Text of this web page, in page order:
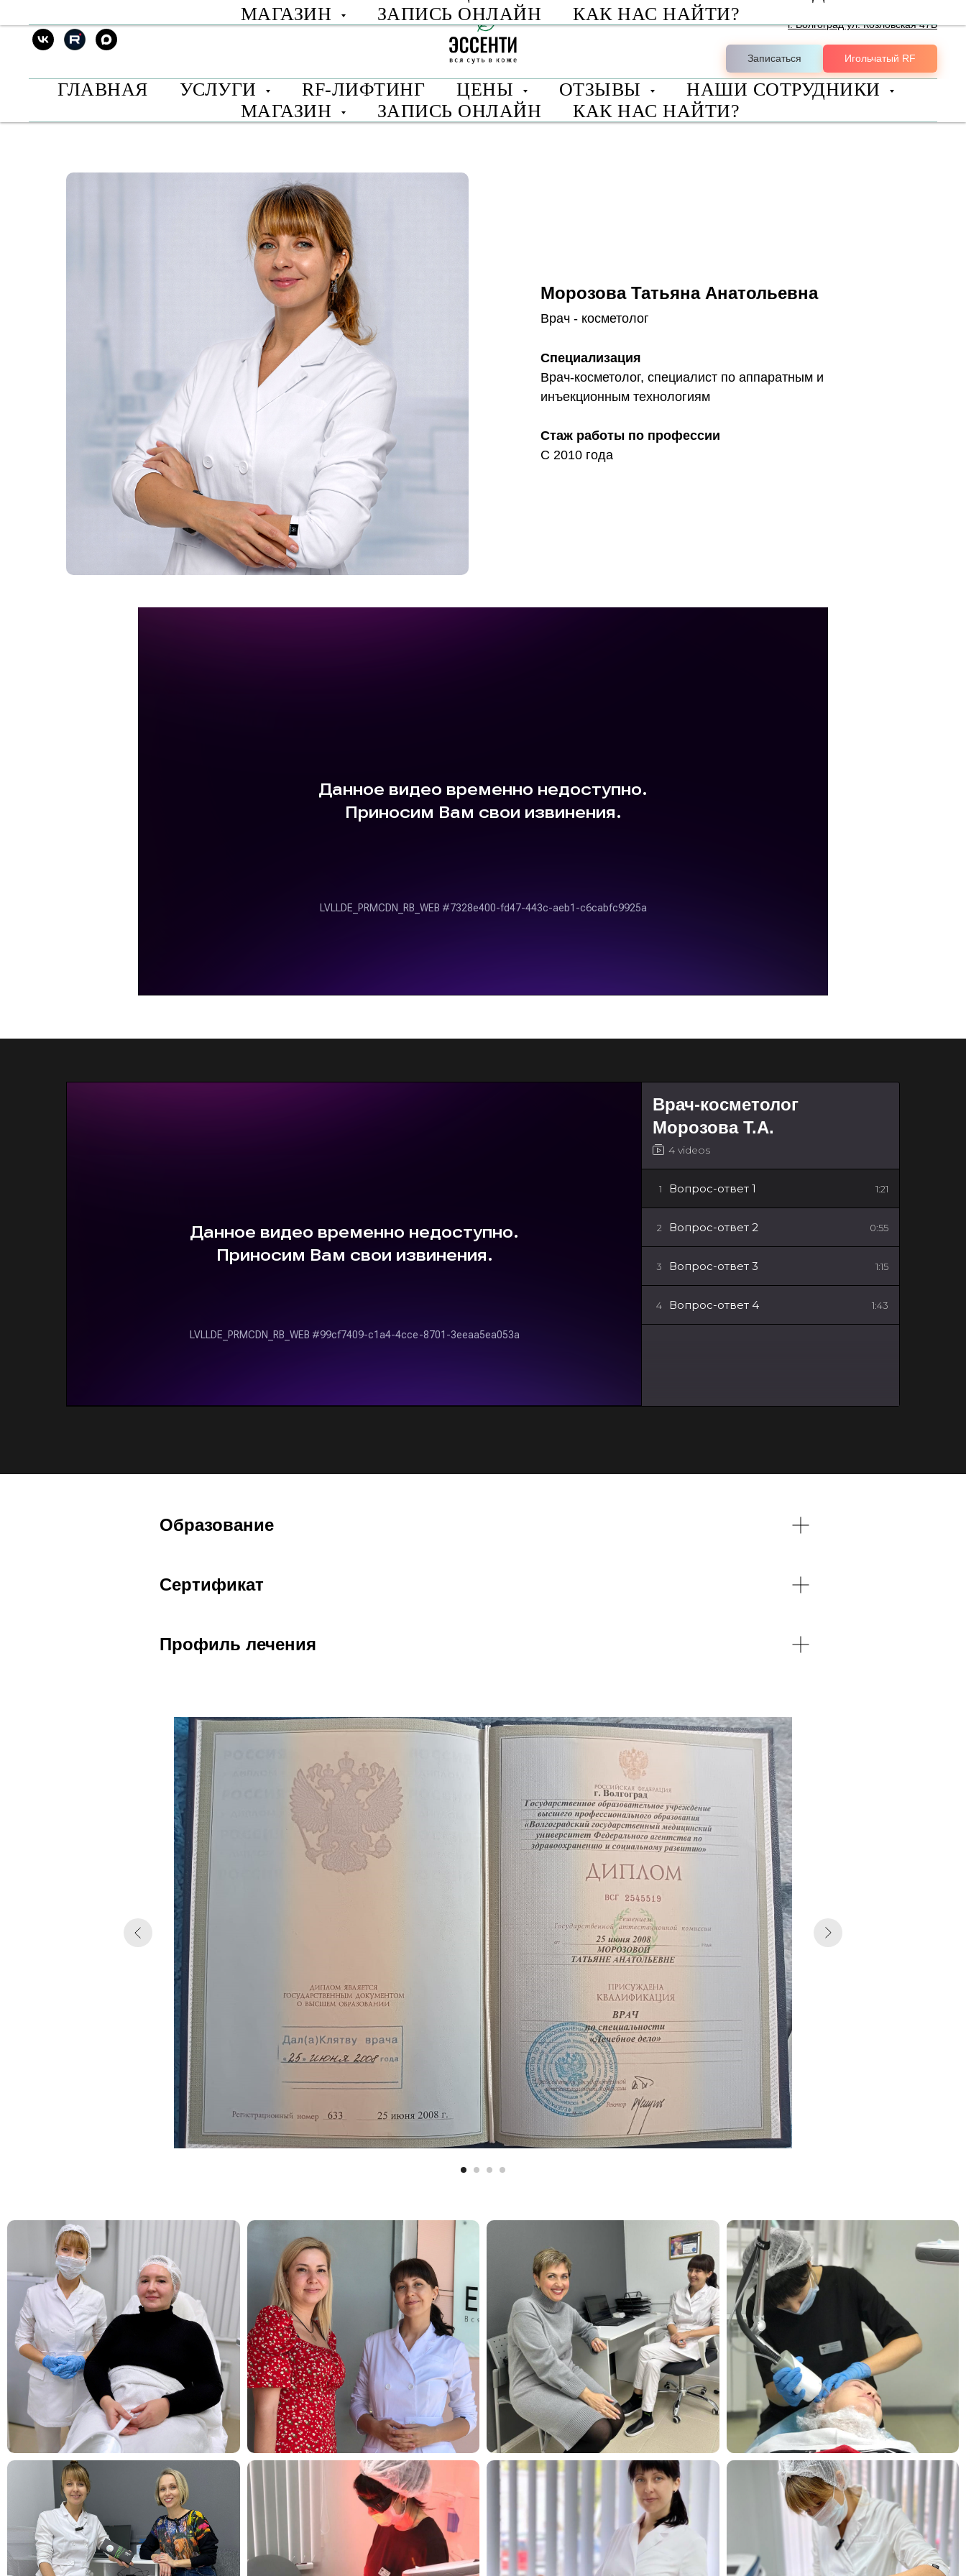
г. Волгоград ул. Козловская 47Б
Записаться Игольчатый RF
ГЛАВНАЯ УСЛУГИ RF-ЛИФТИНГ ЦЕНЫ ОТЗЫВЫ
НАШИ СОТРУДНИКИ
МАГАЗИН
ЗАПИСЬ ОНЛАЙН КАК НАС НАЙТИ?
МАГАЗИН
ЗАПИСЬ ОНЛАЙН КАК НАС НАЙТИ?
Морозова Татьяна Анатольевна
Врач - косметолог
Специализация
Врач-косметолог, специалист по аппаратным и
инъекционным технологиям
Стаж работы по профессии
С 2010 года
Врач-косметолог
Морозова Т.А.
4 videos
1 Вопрос-ответ 1 1:21
2 Вопрос-ответ 2 0:55
3 Вопрос-ответ 3 1:15
4 Вопрос-ответ 4 1:43
Образование
Сертификат
Профиль лечения